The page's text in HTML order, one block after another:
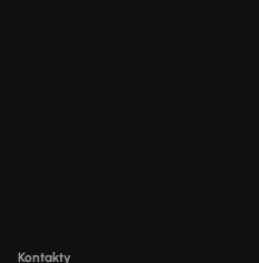
Kontakty